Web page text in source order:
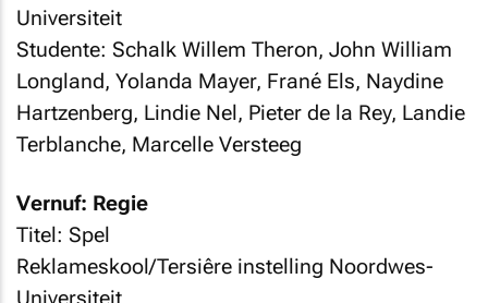
Universiteit
Studente: Schalk Willem Theron, John William
Longland, Yolanda Mayer, Frané Els, Naydine
Hartzenberg, Lindie Nel, Pieter de la Rey, Landie
Terblanche, Marcelle Versteeg
Vernuf: Regie
Titel: Spel
Reklameskool/Tersiêre instelling Noordwes-